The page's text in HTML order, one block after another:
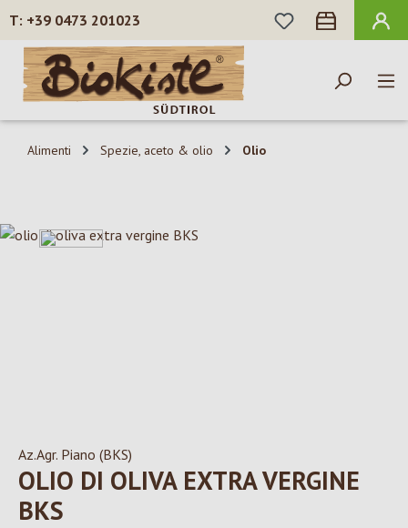
Passa al contenuto principale
+39 0473 201023
HAI 0 ARTICOLI
Alimenti Spezie, aceto & olio Olio
Salta la galleria di immagini
Az.Agr. Piano (BKS)
OLIO DI OLIVA EXTRA VERGINE
BKS